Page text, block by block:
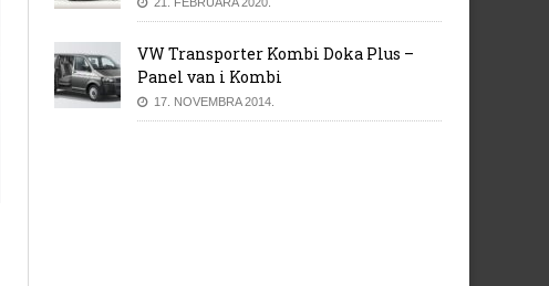
VW Transporter Kombi Doka Plus –
Panel van i Kombi
17. NOVEMBRA 2014.